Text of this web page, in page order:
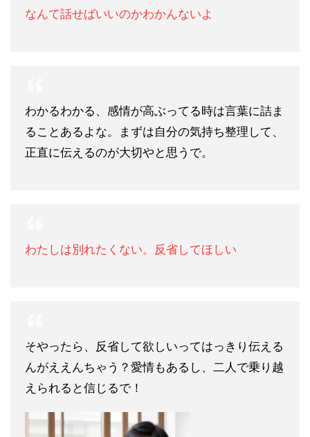
なんて話せばいいのかわかんないよ
わかるわかる、感情が高ぶってる時は言葉に詰ま
ることあるよな。まずは自分の気持ち整理して、
正直に伝えるのが大切やと思うで。
わたしは別れたくない。反省してほしい
そやったら、反省して欲しいってはっきり伝える
んがええんちゃう？愛情もあるし、二人で乗り越
えられると信じるで！